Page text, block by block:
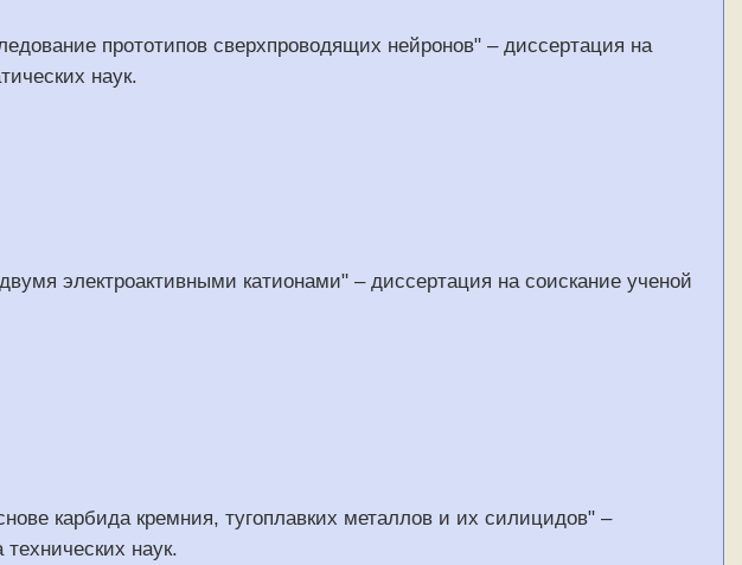
прототипов сверхпроводящих нейронов" – диссертация на
наук.
электроактивными катионами" – диссертация на соискание ученой
карбида кремния, тугоплавких металлов и их силицидов" –
наук.